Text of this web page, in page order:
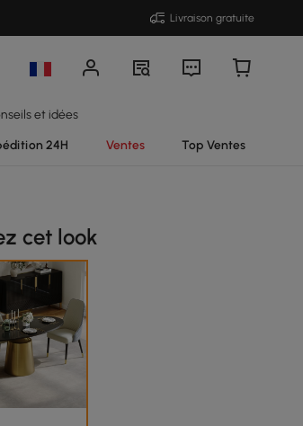
Livraison gratuite
et idées
24H Ventes Top Ventes
cet look